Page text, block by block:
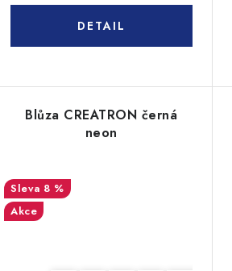
Blůza CREATRON černá
neon
8 %
Akce